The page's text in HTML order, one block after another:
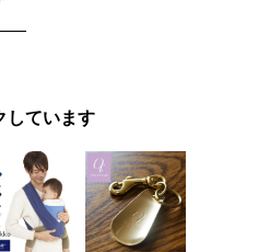
しています